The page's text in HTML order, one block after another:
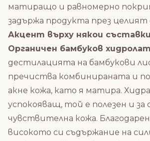
матиращо и равномерно
задържа продукта през целият
Акцент върху някои
Органичен бамбуков
дестилацията на бамбукови
пречиства комбинираната и
акне кожа, като я матира.
успокояващ, той е полезен и за
чувствителна кожа.
високото си съдържание на